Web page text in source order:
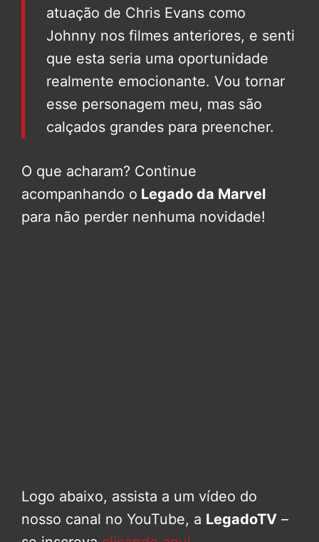
atuação de Chris Evans como
Johnny nos filmes anteriores, e senti
que esta seria uma oportunidade
realmente emocionante. Vou tornar
esse personagem meu, mas são
calçados grandes para preencher.
O que acharam? Continue
acompanhando o Legado da Marvel
para não perder nenhuma novidade!
Logo abaixo, assista a um vídeo do
nosso canal no YouTube, a LegadoTV –